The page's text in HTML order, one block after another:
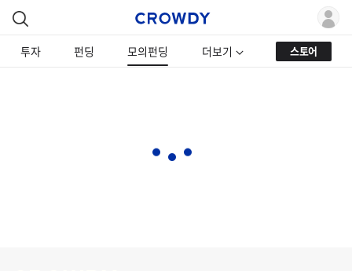
투자 펀딩 모의펀딩 더보기 스토어